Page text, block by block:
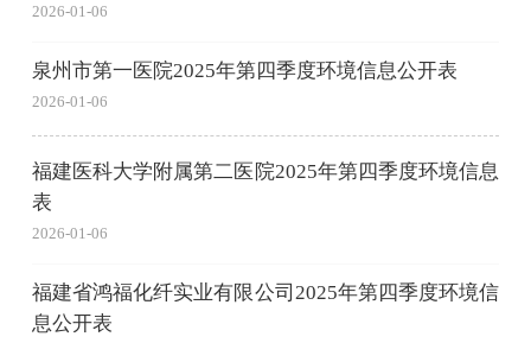
2026-01-06
泉州市第一医院2025年第四季度环境信息公开表
2026-01-06
福建医科大学附属第二医院2025年第四季度环境信息
表
2026-01-06
福建省鸿福化纤实业有限公司2025年第四季度环境信
息公开表